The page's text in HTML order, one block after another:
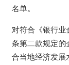
名单。
对符合《银行
条第二款规定的
合当地经济发展